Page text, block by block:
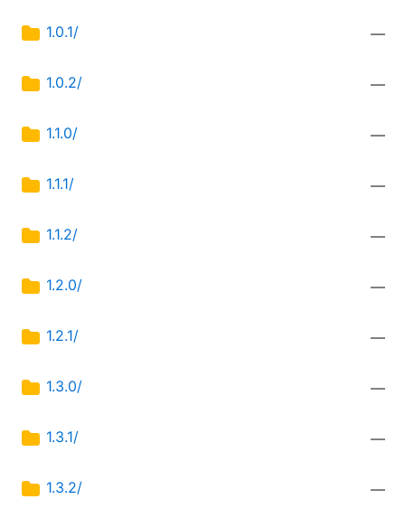
1.0.1/ —
1.0.2/ —
1.1.0/ —
1.1.1/ —
1.1.2/ —
1.2.0/ —
1.2.1/ —
1.3.0/ —
1.3.1/ —
1.3.2/ —